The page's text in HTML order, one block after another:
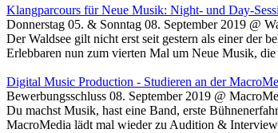
Klangparcours für Neue Musik: Night- und Day-
Donnerstag 05. & Sonntag 08. September 2019 @
Der Waldsee gilt nicht erst seit gestern als einer der
Erlebbaren nun zum vierten Mal um Neue Musik,
Digital Music Production - Studieren an der
Bewerbungsschluss 08. September 2019 @
Du machst Musik, hast eine Band, erste
MacroMedia lädt mal wieder zu Audition &